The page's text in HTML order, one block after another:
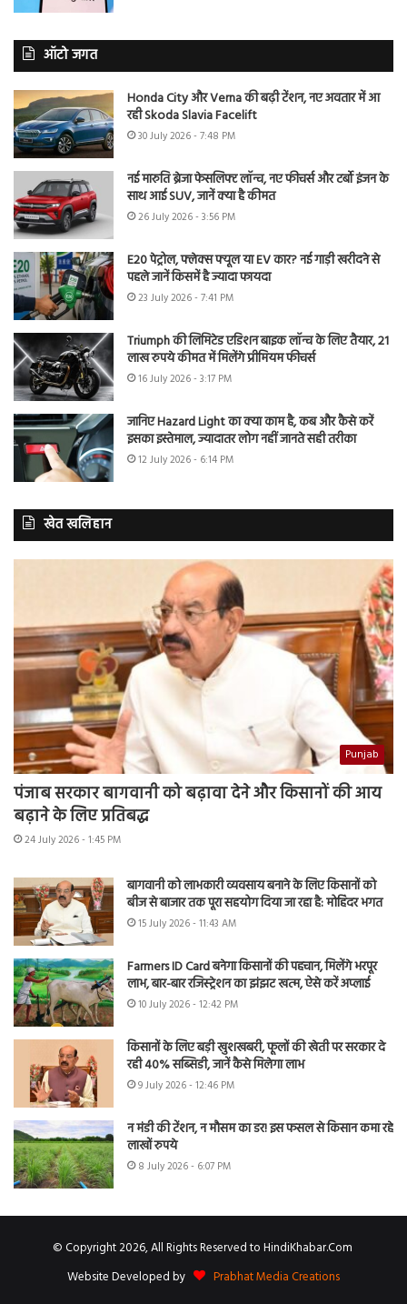
ऑटो जगत
Honda City और Verna की बढ़ी टेंशन, नए अवतार में आ
रही Skoda Slavia Facelift
30 July 2026 - 7:48 PM
नई मारुति ब्रेजा फेसलिफ्ट लॉन्च, नए फीचर्स और टर्बो इंजन के
साथ आई SUV, जानें क्या है कीमत
26 July 2026 - 3:56 PM
E20 पेट्रोल, फ्लेक्स फ्यूल या EV कार? नई गाड़ी खरीदने से
पहले जानें किसमें है ज्यादा फायदा
23 July 2026 - 7:41 PM
Triumph की लिमिटेड एडिशन बाइक लॉन्च के लिए तैयार, 21
लाख रुपये कीमत में मिलेंगे प्रीमियम फीचर्स
16 July 2026 - 3:17 PM
जानिए Hazard Light का क्या काम है, कब और कैसे करें
इसका इस्तेमाल, ज्यादातर लोग नहीं जानते सही तरीका
12 July 2026 - 6:14 PM
खेत खलिहान
Punjab
पंजाब सरकार बागवानी को बढ़ावा देने और किसानों की आय
बढ़ाने के लिए प्रतिबद्ध
24 July 2026 - 1:45 PM
बागवानी को लाभकारी व्यवसाय बनाने के लिए किसानों को
बीज से बाजार तक पूरा सहयोग दिया जा रहा है: मोहिंदर भगत
15 July 2026 - 11:43 AM
Farmers ID Card बनेगा किसानों की पहचान, मिलेंगे भरपूर
लाभ, बार-बार रजिस्ट्रेशन का झंझट खत्म, ऐसे करें अप्लाई
10 July 2026 - 12:42 PM
किसानों के लिए बड़ी खुशखबरी, फूलों की खेती पर सरकार दे
रही 40% सब्सिडी, जानें कैसे मिलेगा लाभ
9 July 2026 - 12:46 PM
न मंडी की टेंशन, न मौसम का डर! इस फसल से किसान कमा रहे
लाखों रुपये
8 July 2026 - 6:07 PM
© Copyright 2026, All Rights Reserved to HindiKhabar.Com
Website Developed by
Prabhat Media Creations